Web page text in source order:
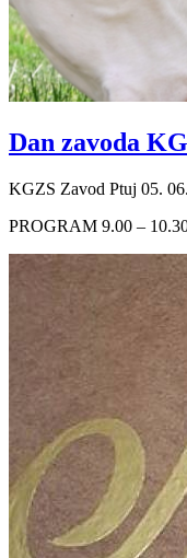
Dan zavoda
KGZS Zavod Ptuj 05.
PROGRAM 9.00 –